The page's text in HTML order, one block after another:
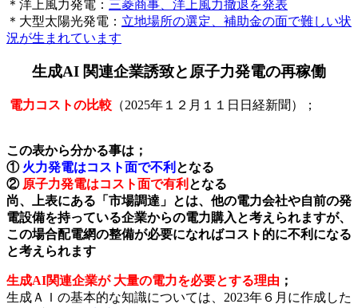
＊洋上風力発電： 三菱商事、洋上風力撤退を発表
＊大型太陽光発電： 立地場所の選定、補助金の面で難しい状
況が生まれています
生成AI 関連企業誘致と原子力発電の再稼働
電力コストの比較 （2025年１２月１１日日経新聞）；
この表から分かる事は；
① 火力発電はコスト面で不利 となる
② 原子力発電はコスト面で有利 となる
尚、上表にある「市場調達」とは、他の電力会社や自前の発
電設備を持っている企業からの電力購入と考えられますが、
この場合配電網の整備が必要になればコスト的に不利になる
と考えられます
生成AI関連企業が 大量の電力を必要とする理由 ；
生成ＡＩの基本的な知識については、2023年６月に作成した